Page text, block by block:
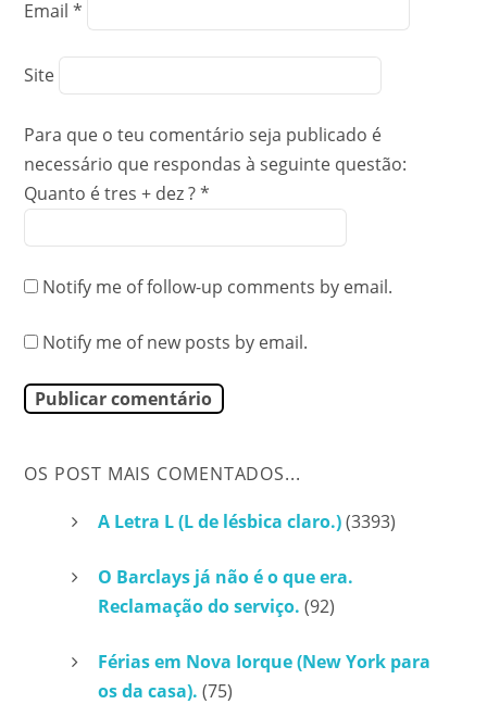
Email*
Site
Para que o teu comentário seja publicado é
necessário que respondas à seguinte questão:
Quanto é tres + dez ? *
Notify me of follow-up comments by email.
Notify me of new posts by email.
OS POST MAIS COMENTADOS...
A Letra L (L de lésbica claro.)(3393)
O Barclays já não é o que era.
Reclamação do serviço. (92)
Férias em Nova Iorque (New York para
os da casa). (75)